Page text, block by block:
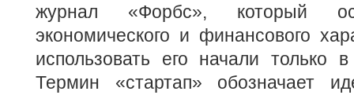
журнал «Форбс», который
экономического и финансового
использовать его начали только
Термин «стартап» обозначает